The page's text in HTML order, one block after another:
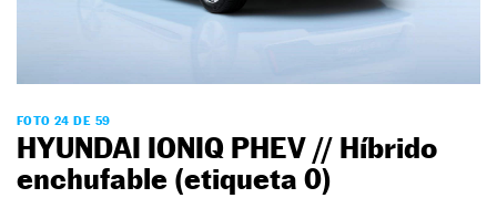
FOTO 24 DE 59
HYUNDAI IONIQ PHEV // Híbrido
enchufable (etiqueta 0)